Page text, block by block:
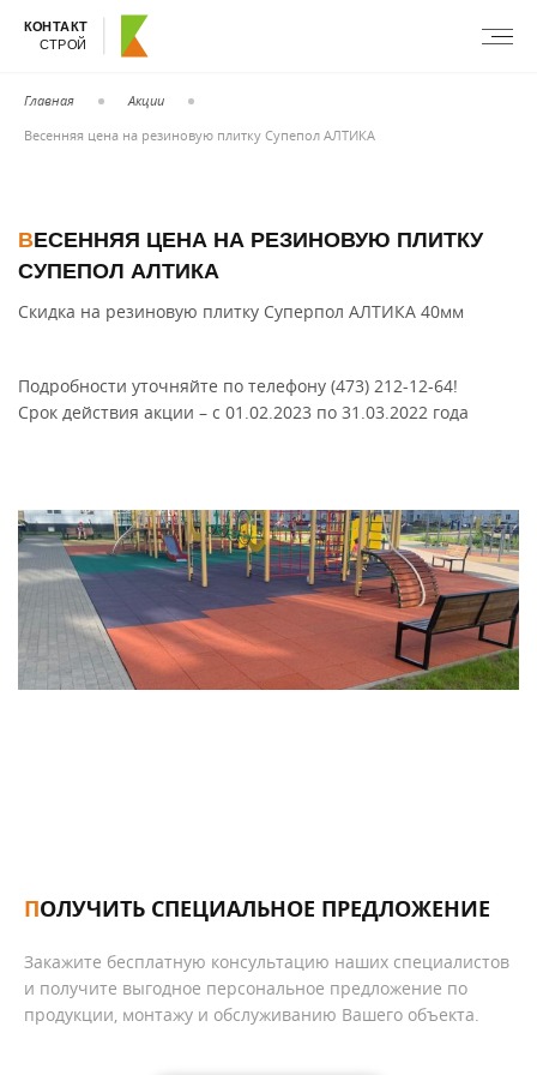
КОНТАКТ
СТРОЙ
Главная
Акции
Весенняя цена на резиновую плитку Супепол АЛТИКА
ВЕСЕННЯЯ ЦЕНА НА РЕЗИНОВУЮ ПЛИТКУ
СУПЕПОЛ АЛТИКА
Скидка на резиновую плитку Суперпол АЛТИКА 40мм
Подробности уточняйте по телефону (473) 212-12-64!
Срок действия акции – с 01.02.2023 по 31.03.2022 года
ПОЛУЧИТЬ СПЕЦИАЛЬНОЕ ПРЕДЛОЖЕНИЕ
Закажите бесплатную консультацию наших специалистов
и получите выгодное персональное предложение по
продукции, монтажу и обслуживанию Вашего объекта.